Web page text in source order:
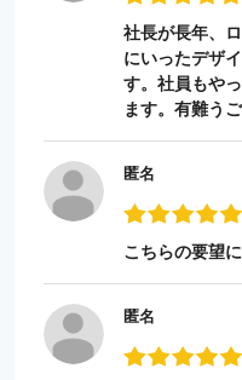
社長が長年、
にいったデザ
す。社員もや
ます。有難う
匿名
こちらの要望
匿名